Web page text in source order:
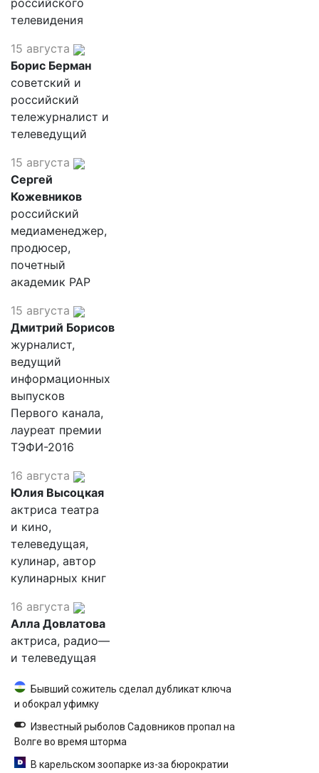
российского
телевидения
15 августа
Борис Берман
советский и
российский
тележурналист и
телеведущий
15 августа
Сергей
Кожевников
российский
медиаменеджер,
продюсер,
почетный
академик РАР
15 августа
Дмитрий Борисов
журналист,
ведущий
информационных
выпусков
Первого канала,
лауреат премии
ТЭФИ-2016
16 августа
Юлия Высоцкая
актриса театра
и кино,
телеведущая,
кулинар, автор
кулинарных книг
16 августа
Алла Довлатова
актриса, радио—
и телеведущая
Бывший сожитель сделал дубликат ключа
и обокрал уфимку
Известный рыболов Садовников пропал на
Волге во время шторма
В карельском зоопарке из-за бюрократии